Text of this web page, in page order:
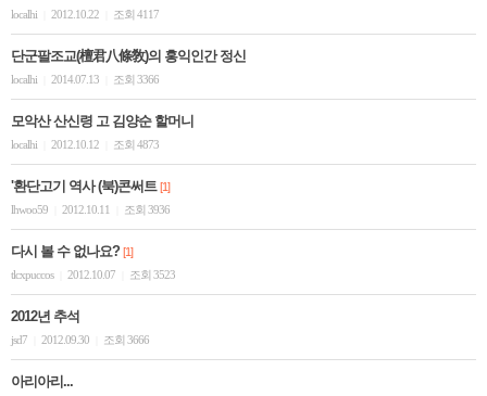
localhi 2012.10.22 조회 4117
단군팔조교(檀君八條敎)의 홍익인간 정신
localhi 2014.07.13 조회 3366
모악산 산신령 고 김양순 할머니
localhi 2012.10.12 조회 4873
'환단고기 역사 (북)콘써트 [1]
lhwoo59
2012.10.11 조회 3936
다시 볼 수 없나요? [1]
tlcxpuccos
2012.10.07 조회 3523
2012년 추석
jsd7 2012.09.30 조회 3666
아리아리...